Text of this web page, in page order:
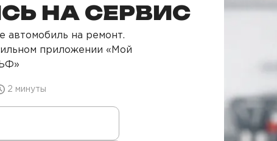
НА СЕРВИС
автомобиль на ремонт.
приложении «Мой
2 минуты